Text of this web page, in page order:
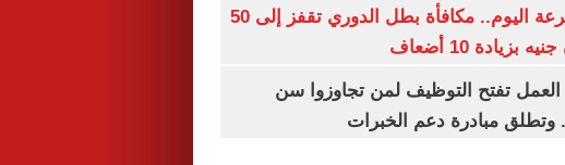
قبل قرعة اليوم.. مكافأة بطل الدوري تقفز إلى 50
بزيادة 10 أضعاف
العمل تفتح التوظيف لمن تجاوزوا سن